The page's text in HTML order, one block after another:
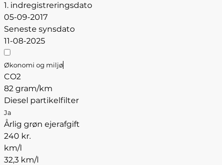
1. indregistreringsdato
05-09-2017
Seneste synsdato
11-08-2025
Økonomi og miljø
CO2
82 gram/km
Diesel partikelfilter
Ja
Årlig grøn ejerafgift
240 kr.
km/l
32,3 km/l